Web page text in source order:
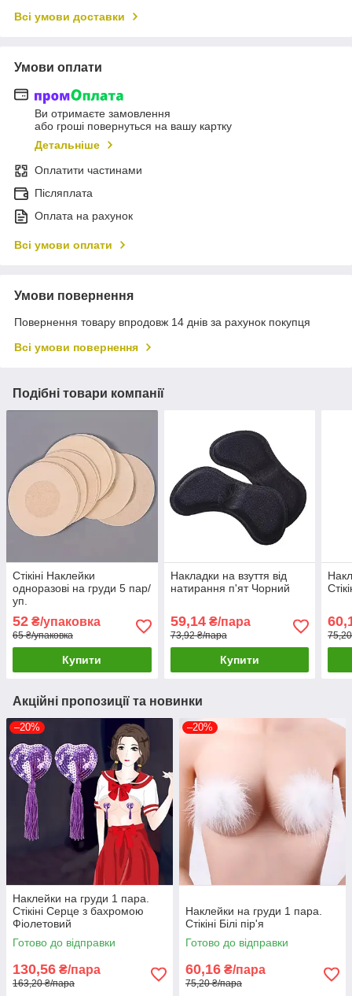
Всі умови доставки
Умови оплати
Ви отримаєте замовлення
або гроші повернуться на вашу картку
Детальніше
Оплатити частинами
Післяплата
Оплата на рахунок
Всі умови оплати
Умови повернення
Повернення товару впродовж 14 днів за рахунок покупця
Всі умови повернення
Подібні товари компанії
Стікіні Наклейки
одноразові на груди 5 пар/
уп.
52 ₴/упаковка
65 ₴/упаковка
Купити
Накладки на взуття від
натирання п'ят Чорний
59,14₴/пара
73,92 ₴/пара
Купити
Акційні пропозиції та новинки
–20%
Наклейки на груди 1 пара.
Стікіні Серце з бахромою
Фіолетовий
Готово до відправки
130,56 ₴/пара
163,20 ₴/пара
–20%
Наклейки на груди 1 пара.
Стікіні Білі пір'я
Готово до відправки
60,16 ₴/пара
75,20 ₴/пара